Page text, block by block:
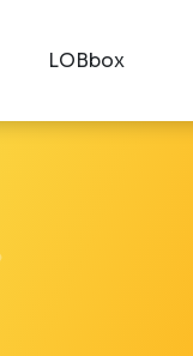
LOBbox